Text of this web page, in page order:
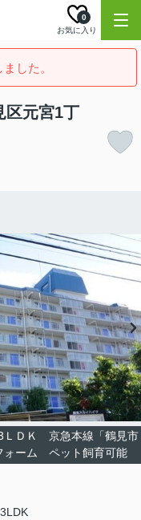
お気に入り
0
した。
区元宮1丁
ＬＤＫ 京急本線「鶴見市
ォーム ペット飼育可能
3LDK